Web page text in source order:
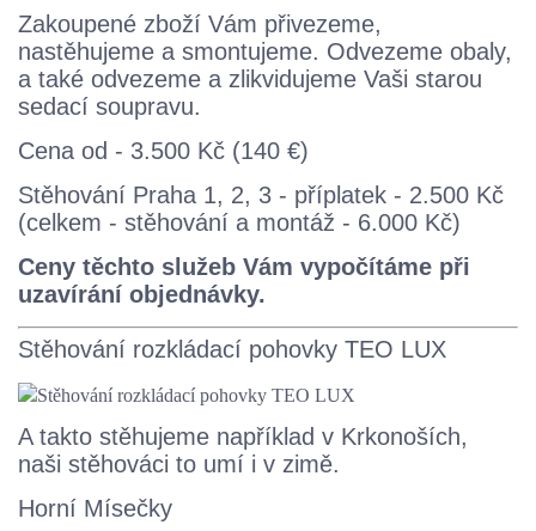
Zakoupené zboží Vám přivezeme,
nastěhujeme a smontujeme. Odvezeme obaly,
a také odvezeme a zlikvidujeme Vaši starou
sedací soupravu.
Cena od - 3.500 Kč (140 €)
Stěhování Praha 1, 2, 3 - příplatek - 2.500 Kč
(celkem - stěhování a montáž - 6.000 Kč)
Ceny těchto služeb Vám vypočítáme při
uzavírání objednávky.
Stěhování rozkládací pohovky TEO LUX
A takto stěhujeme například v Krkonoších,
naši stěhováci to umí i v zimě.
Horní Mísečky